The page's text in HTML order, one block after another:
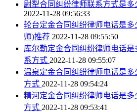
尉犁合同纠纷律师联系方式是
2022-11-28 09:56:33
轮台定金合同纠纷律师电话是
师)推荐 2022-11-28 09:55:50
库尔勒定金合同纠纷律师电话
系方式 2022-11-28 09:55:07
温泉定金合同纠纷律师电话是
方式 2022-11-28 09:54:24
精河定金合同纠纷律师电话是
方式 2022-11-28 09:53:41